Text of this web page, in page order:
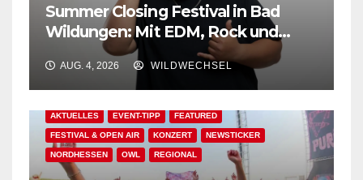
Summer Closing Festival in Bad
Wildungen: Mit EDM, Rock und
Festivalflair klingt der Sommer aus!
AUG. 4, 2026 WILDWECHSEL
AKTUELLES EVENT-TIPP FEATURED
FESTIVAL & OPEN AIR KONZERT NEWSTICKER
NORDHESSEN OWL REGIONAL